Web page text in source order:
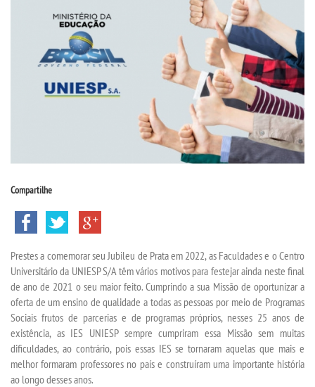
CURSOS
BACHARELADOS
TECNOLÓGICOS
TRANSFERÊNCIA
SEGUNDA GRADUAÇÃO
MATRÍCULA
Compartilhe
Prestes a comemorar seu Jubileu de Prata em 2022, as Faculdades e o Centro
Universitário da UNIESP S/A têm vários motivos para festejar ainda neste final
de ano de 2021 o seu maior feito. Cumprindo a sua Missão de oportunizar a
oferta de um ensino de qualidade a todas as pessoas por meio de Programas
Sociais frutos de parcerias e de programas próprios, nesses 25 anos de
existência, as IES UNIESP sempre cumpriram essa Missão sem muitas
dificuldades, ao contrário, pois essas IES se tornaram aquelas que mais e
melhor formaram professores no país e construíram uma importante história
ao longo desses anos.